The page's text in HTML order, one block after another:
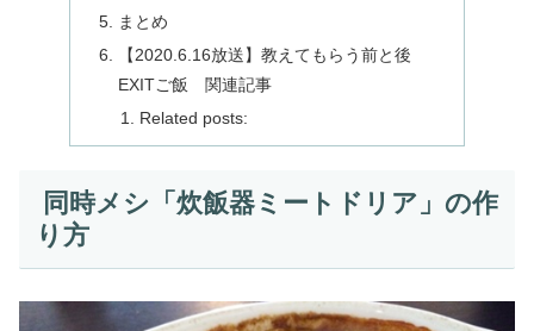
まとめ
【2020.6.16放送】教えてもらう前と後
EXITご飯 関連記事
Related posts:
同時メシ「炊飯器ミートドリア」の作
り方